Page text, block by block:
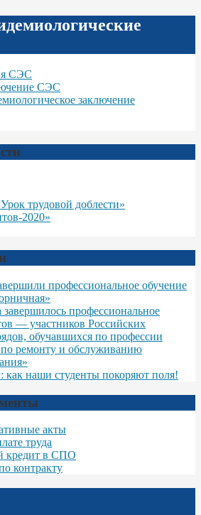
СЭС
СЭС
заключение
трудовой доблести»
2020»
профессиональное обучение
профессиональное
— участников Российских
обучавшихся по профессии
ремонту и обслуживанию
как наши студенты покоряют поля!
акты
труда
кредит в СПО
контракту